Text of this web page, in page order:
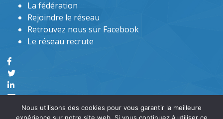
La fédération
Rejoindre le réseau
Retrouvez nous sur Facebook
Le réseau recrute
Nous utilisons des cookies pour vous garantir la meilleure